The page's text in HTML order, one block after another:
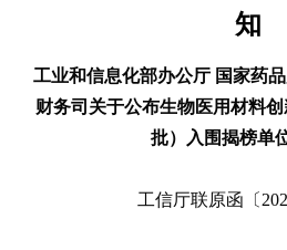
知
工业和信息化部办公厅 国家药
财务司关于公布生物医用材料
批）入围揭榜单
工信厅联原函〔